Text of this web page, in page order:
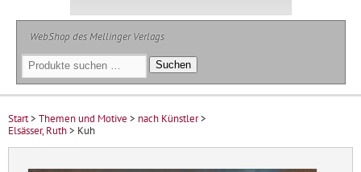
WebShop des Mellinger Verlags
Suchen
nach:
Suchen
Start> Themen und Motive > nach Künstler>
Elsässer, Ruth> Kuh